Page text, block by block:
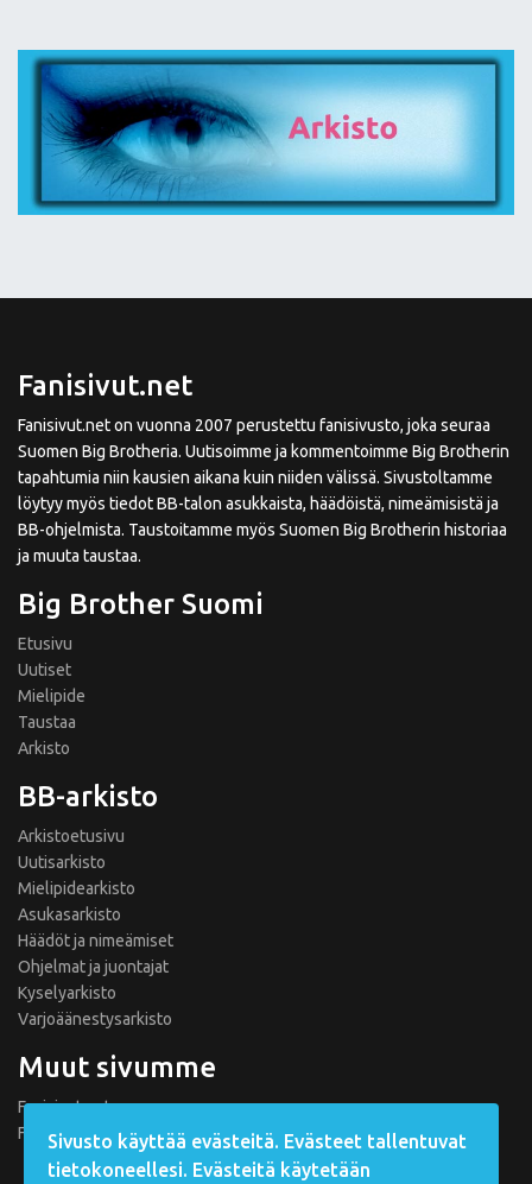
Fanisivut.net
Fanisivut.net on vuonna 2007 perustettu fanisivusto, joka seuraa
Suomen Big Brotheria. Uutisoimme ja kommentoimme Big Brotherin
tapahtumia niin kausien aikana kuin niiden välissä. Sivustoltamme
löytyy myös tiedot BB-talon asukkaista, häädöistä, nimeämisistä ja
BB-ohjelmista. Taustoitamme myös Suomen Big Brotherin historiaa
ja muuta taustaa.
Big Brother Suomi
Etusivu
Uutiset
Mielipide
Taustaa
Arkisto
BB-arkisto
Arkistoetusivu
Uutisarkisto
Mielipidearkisto
Asukasarkisto
Häädöt ja nimeämiset
Ohjelmat ja juontajat
Kyselyarkisto
Varjoäänestysarkisto
Muut sivumme
Fanisivut.net
Formula 1 Fanisivut
Sivusto käyttää evästeitä. Evästeet tallentuvat
tietokoneellesi. Evästeitä käytetään